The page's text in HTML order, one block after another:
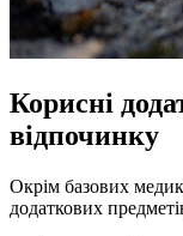
Корисні
відпочинку
Окрім базових
додаткових